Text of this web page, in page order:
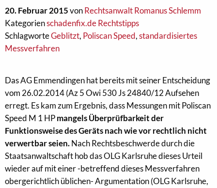
20. Februar 2015vonRechtsanwalt Romanus Schlemm
Kategorienschadenfix.de Rechtstipps
SchlagworteGeblitzt, Poliscan Speed,standardisiertes
Messverfahren
Das AG Emmendingen hat bereits mit seiner Entscheidung
vom 26.02.2014 (Az 5 Owi 530 Js 24840/12 Aufsehen
erregt. Es kam zum Ergebnis, dass Messungen mit Poliscan
Speed M 1 HPmangels Überprüfbarkeit der
Funktionsweise des Geräts nach wie vor rechtlich nicht
verwertbar seien.Nach Rechtsbeschwerde durch die
Staatsanwaltschaft hob das OLG Karlsruhe dieses Urteil
wieder auf mit einer -betreffend dieses Messverfahren
obergerichtlich üblichen- Argumentation (OLG Karlsruhe,